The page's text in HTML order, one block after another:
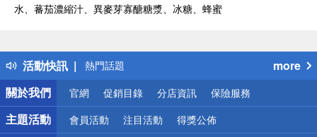
水、蕃茄濃縮汁、異麥芽寡醣糖漿、冰糖、蜂蜜
活動快訊
得獎公告
熱門話題
銀行優惠
偏遠地區配送
詐騙網頁！請小心！
more
關於我們
官網 促銷目錄 分店資訊 保險服務
主題活動 會員活動 注目活動 得獎公佈